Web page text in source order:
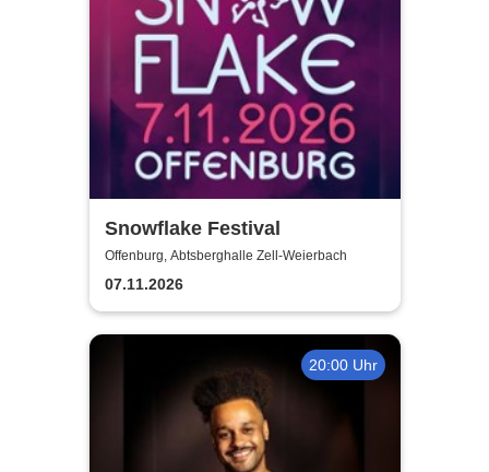
Snowflake Festival
Offenburg, Abtsberghalle Zell-Weierbach
07.11.2026
20:00 Uhr